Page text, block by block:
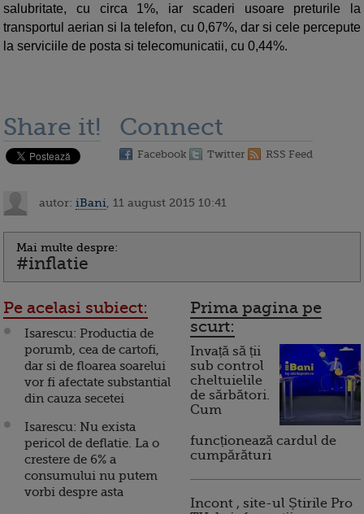
salubritate, cu circa 1%, iar scaderi usoare preturile la
transportul aerian si la telefon, cu 0,67%, dar si cele percepute
la serviciile de posta si telecomunicatii, cu 0,44%.
Share it! Connect
Facebook Twitter RSS Feed
autor: iBani , 11 august 2015 10:41
Mai multe despre:
#inflatie
Pe acelasi subiect:
Isarescu: Productia de
porumb, cea de cartofi,
dar si de floarea soarelui
vor fi afectate substantial
din cauza secetei
Isarescu: Nu exista
pericol de deflatie. La o
crestere de 6% a
consumului nu putem
vorbi despre asta
Prima pagina pe
scurt:
Invață să ții
sub control
cheltuielile
de sărbători.
Cum
funcționează cardul de
cumpărături
Incont , site-ul Știrile Pro